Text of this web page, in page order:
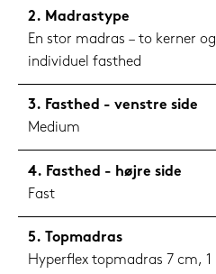
Madrastype
En stor madras – to kerner og
individuel fasthed
Fasthed - venstre side
Medium
Fasthed - højre side
Fast
Topmadras
Hyperflex topmadras 7 cm, 1